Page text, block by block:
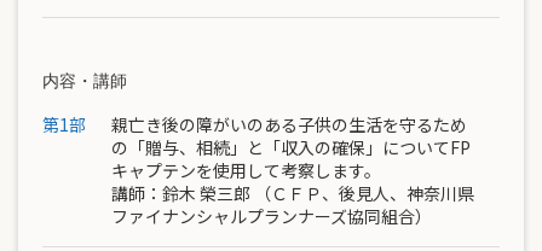
内容・講師
第1部
親亡き後の障がいのある子供の生活を守るため
の「贈与、相続」と「収入の確保」についてFP
キャプテンを使用して考察します。
講師： 鈴木 榮三郎 （ＣＦＰ、後見人、神奈川県
ファイナンシャルプランナーズ協同組合）